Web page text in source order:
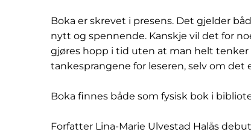
Boka er skrevet i presens. Det gjelder
nytt og spennende. Kanskje vil det for
gjøres hopp i tid uten at man helt
tankesprangene for leseren, selv om det
Boka finnes både som fysisk bok i
Forfatter Lina-Marie Ulvestad Halås